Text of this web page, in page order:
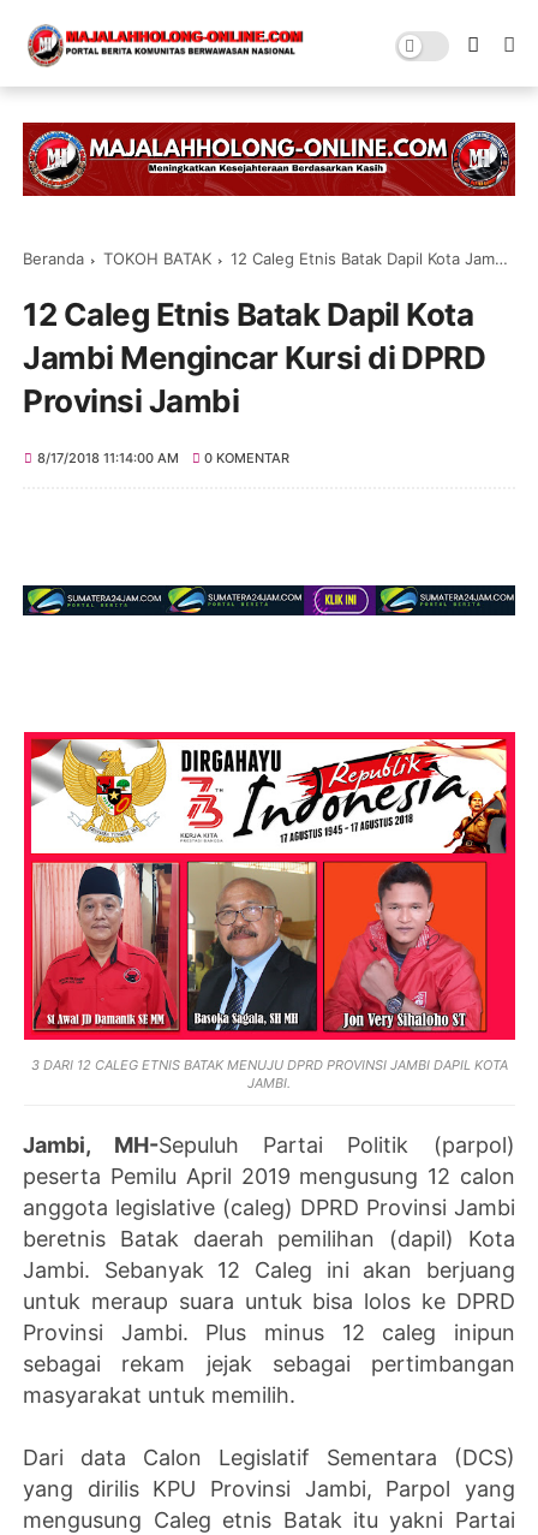
Beranda TOKOH BATAK 12 Caleg Etnis Batak Dapil Kota Jambi Mengincar Kursi di DPRD Provinsi Jambi
12 Caleg Etnis Batak Dapil Kota
Jambi Mengincar Kursi di DPRD
Provinsi Jambi
8/17/2018 11:14:00 AM 0 KOMENTAR
3 DARI 12 CALEG ETNIS BATAK MENUJU DPRD PROVINSI JAMBI DAPIL KOTA
JAMBI.
Jambi, MH-Sepuluh Partai Politik (parpol)
peserta Pemilu April 2019 mengusung 12 calon
anggota legislative (caleg) DPRD Provinsi Jambi
beretnis Batak daerah pemilihan (dapil) Kota
Jambi. Sebanyak 12 Caleg ini akan berjuang
untuk meraup suara untuk bisa lolos ke DPRD
Provinsi Jambi. Plus minus 12 caleg inipun
sebagai rekam jejak sebagai pertimbangan
masyarakat untuk memilih.
Dari data Calon Legislatif Sementara (DCS)
yang dirilis KPU Provinsi Jambi, Parpol yang
mengusung Caleg etnis Batak itu yakni Partai